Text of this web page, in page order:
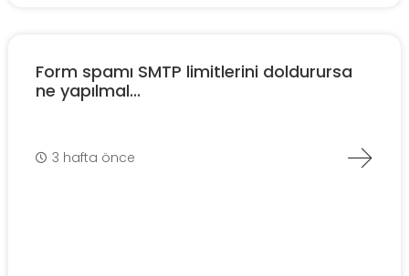
Form spamı SMTP limitlerini doldurursa
ne yapılmal...
3 hafta önce